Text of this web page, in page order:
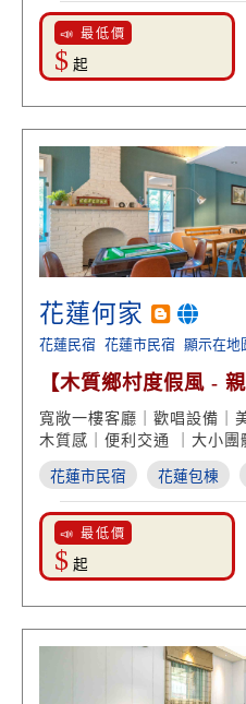
📣 最低價
$ 起
花蓮何家
花蓮民宿 花蓮市民宿 顯示在地
【木質鄉村度假風 -
價】
寬敞一樓客廳｜歡唱設備｜
木質感｜便利交通 ｜大小團
蓮住宿
花蓮市民宿 花蓮包棟
📣 最低價
$ 起